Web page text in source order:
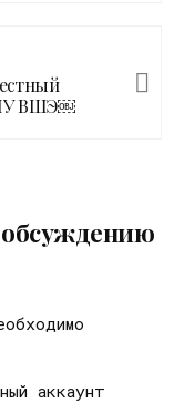
ВШЭ￼
аккаунт